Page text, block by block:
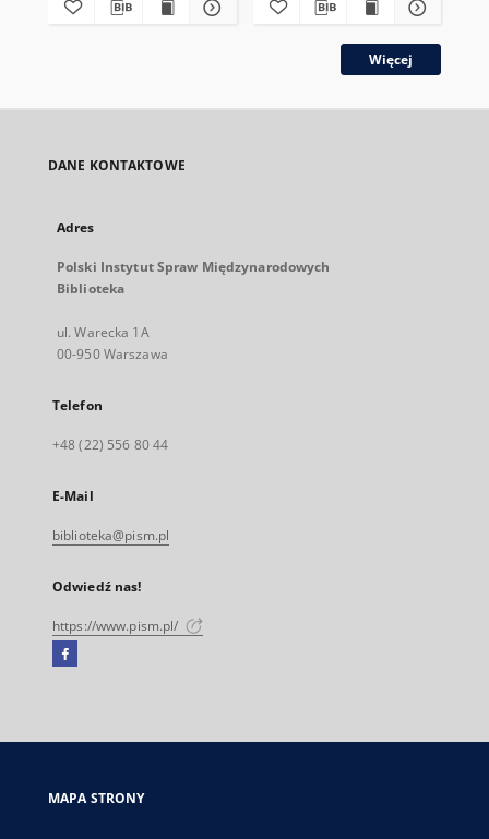
Więcej
DANE KONTAKTOWE
Adres
Polski Instytut Spraw Międzynarodowych
Biblioteka
ul. Warecka 1A
00-950 Warszawa
Telefon
+48 (22) 556 80 44
E-Mail
biblioteka@pism.pl
Odwiedź nas!
https://www.pism.pl/
Facebook
się
karcie
MAPA STRONY